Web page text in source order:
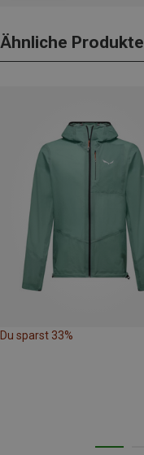
Ähnliche Produkte
Du sparst 33%